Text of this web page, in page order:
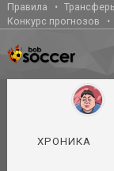
Правила
Конкурс прогнозов
ХРОНИКА